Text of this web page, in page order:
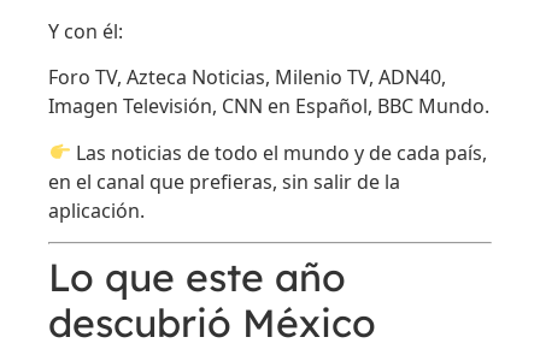
Y con él:
Foro TV, Azteca Noticias, Milenio TV, ADN40,
Imagen Televisión, CNN en Español, BBC Mundo.
Las noticias de todo el mundo y de cada país,
en el canal que prefieras, sin salir de la
aplicación.
Lo que este año
descubrió México